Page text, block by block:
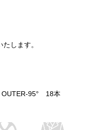
します。
95° 18本